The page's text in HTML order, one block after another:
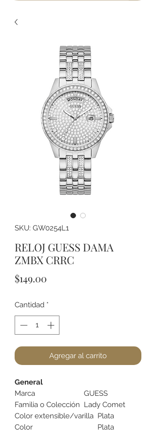
SKU: GW0254L1
RELOJ GUESS DAMA
ZMBX CRRC
$149.00
Cantidad *
Agregar al carrito
General
Marca
GUESS
Familia o Colección Lady Comet
Color extensible/varilla Plata
Color
Plata